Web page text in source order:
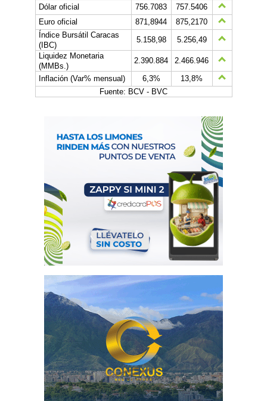
Dólar oficial
756.7083
757.5406
Euro oficial
871,8944
875,2170
Índice Bursátil Caracas
(IBC)
5.158,98
5.256,49
Liquidez Monetaria
(MMBs.)
2.390.884
2.466.946
Inflación (Var% mensual)
6,3%
13,8%
Fuente: BCV - BVC